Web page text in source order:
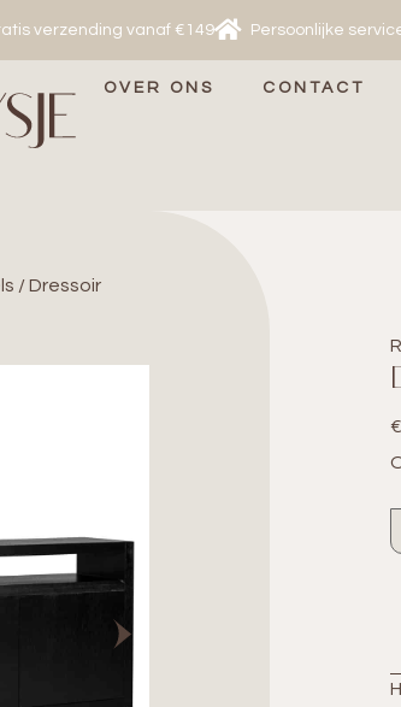
verzending vanaf €149 Persoonlijke
OVER ONS CONTACT
/ Dressoir
€